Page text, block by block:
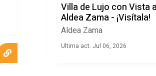
Villa de Lujo con Vista
Aldea Zama - ¡Visítala!
Aldea Zama
Ultima act. Jul 06, 2026